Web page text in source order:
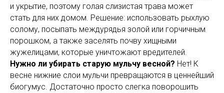
и укрытие, поэтому голая слизистая трава может
стать для них домом. Решение: использовать рыхлую
солому, посыпать междурядья золой или горчичным
порошком, а также заселять почву хищными
жужелицами, которые уничтожают вредителей.
Нужно ли убирать старую мульчу весной? Нет! К
весне нижние слои мульчи превращаются в ценнейший
биогумус. Достаточно просто слегка поворошить